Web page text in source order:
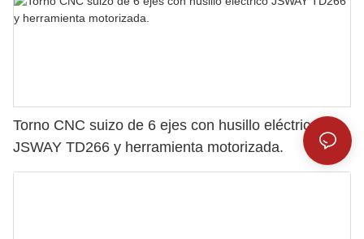
Torno CNC suizo de 6 ejes con husillo eléctrico
JSWAY TD266 y herramienta motorizada.